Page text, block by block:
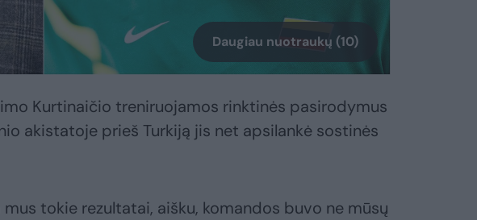
Daugiau nuotraukų (10)
Kurtinaičio treniruojamos rinktinės pasirodymus
akistatoje prieš Turkiją jis net apsilankė sostinės
tokie rezultatai, aišku, komandos buvo ne mūsų